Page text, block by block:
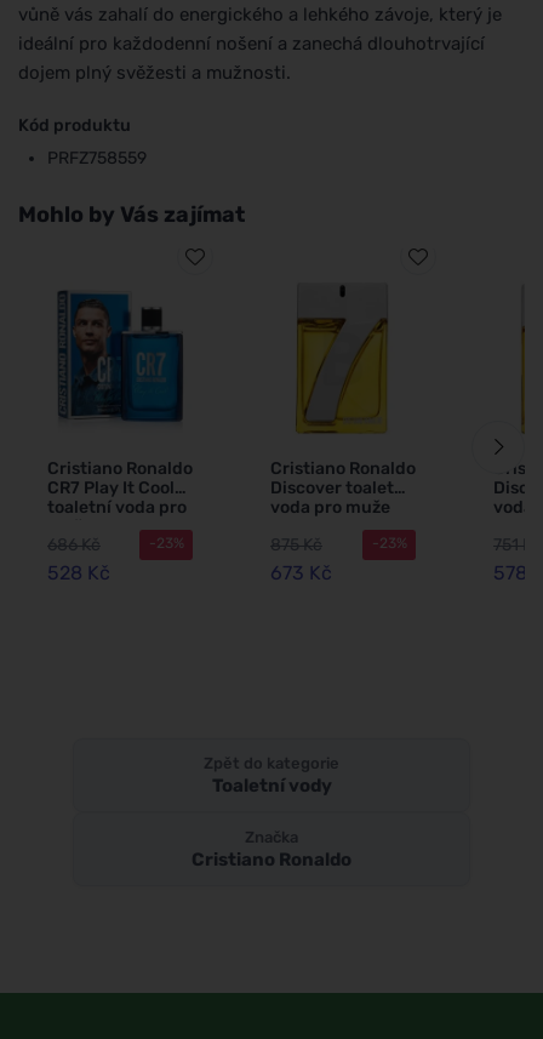
vůně vás zahalí do energického a lehkého závoje, který je
ideální pro každodenní nošení a zanechá dlouhotrvající
dojem plný svěžesti a mužnosti.
Kód produktu
PRFZ758559
Mohlo by Vás zajímat
Cristiano Ronaldo
CR7 Play It Cool
toaletní voda pro
686 Kč
528 Kč
-23%
Cristiano Ronaldo
Discover toaletní
voda pro muže
875 Kč
673 Kč
-23%
voda
751 Kč
578
Zpět do kategorie
Toaletní vody
Značka
Cristiano Ronaldo